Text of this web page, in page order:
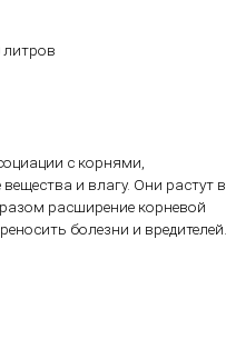
литров
с корнями,
и влагу. Они растут в
расширение корневой
болезни и вредителей.